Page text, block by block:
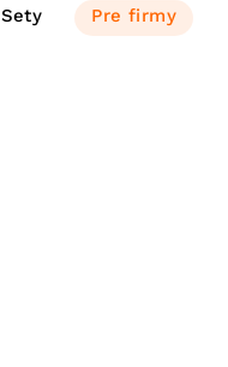
Sety Pre firmy